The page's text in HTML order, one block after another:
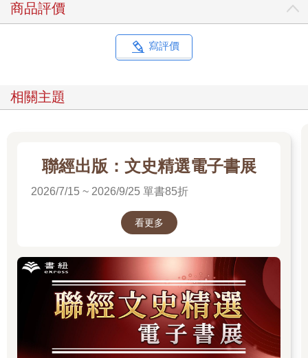
商品評價
寫評價
相關主題
聯經出版：文史精選電子書展
2026/7/15 ~ 2026/9/25 單書85折
看更多